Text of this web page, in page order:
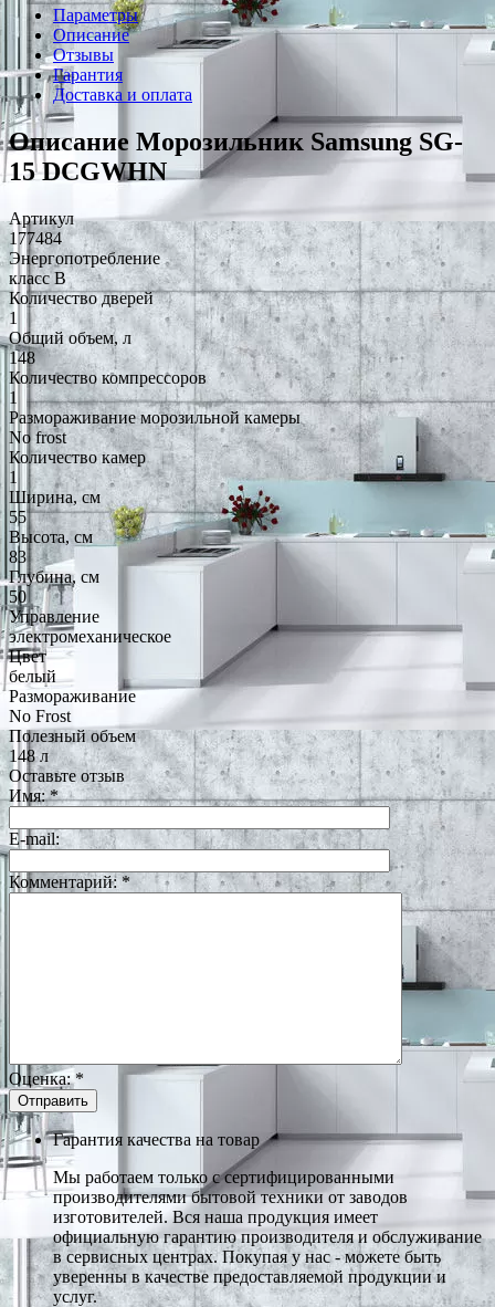
Параметры
Описание
Отзывы
Гарантия
Доставка и оплата
Описание Морозильник Samsung SG-
15 DCGWHN
Артикул
177484
Энергопотребление
класс B
Количество дверей
1
Общий объем, л
148
Количество компрессоров
1
Размораживание морозильной камеры
No frost
Количество камер
1
Ширина, см
55
Высота, см
83
Глубина, см
50
Управление
электромеханическое
Цвет
белый
Размораживание
No Frost
Полезный объем
148 л
Оставьте отзыв
Имя:*
E-mail:
Комментарий:*
Оценка:*
Гарантия качества на товар
Мы работаем только с сертифицированными
производителями бытовой техники от заводов
изготовителей. Вся наша продукция имеет
официальную гарантию производителя и обслуживание
в сервисных центрах. Покупая у нас - можете быть
уверенны в качестве предоставляемой продукции и
услуг.